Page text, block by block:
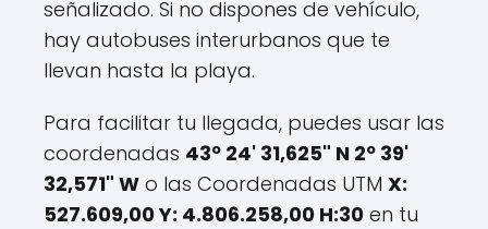
señalizado. Si no dispones de vehículo,
hay autobuses interurbanos que te
llevan hasta la playa.
Para facilitar tu llegada, puedes usar las
coordenadas 43º 24' 31,625" N 2º 39'
32,571" W o las Coordenadas UTM X:
527.609,00 Y: 4.806.258,00 H:30 en tu